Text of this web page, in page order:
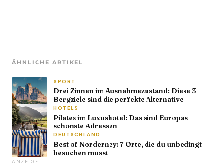
ÄHNLICHE ARTIKEL
SPORT
Drei Zinnen im Ausnahmezustand: Diese 3
Bergziele sind die perfekte Alternative
HOTELS
Pilates im Luxushotel: Das sind Europas
schönste Adressen
DEUTSCHLAND
Best of Norderney: 7 Orte, die du unbedingt
besuchen musst
ANZEIGE